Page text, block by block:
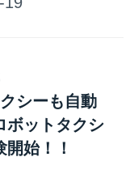
ど。 でもで
が付いてま
れていても、
が発売された
に購入でき
シーも自動
ボットタクシ
始！！